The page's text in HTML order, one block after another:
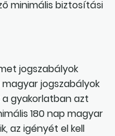
minimális biztosítási
jogszabályok
jogszabályok
a gyakorlatban azt
180 nap magyar
az igényét el kell